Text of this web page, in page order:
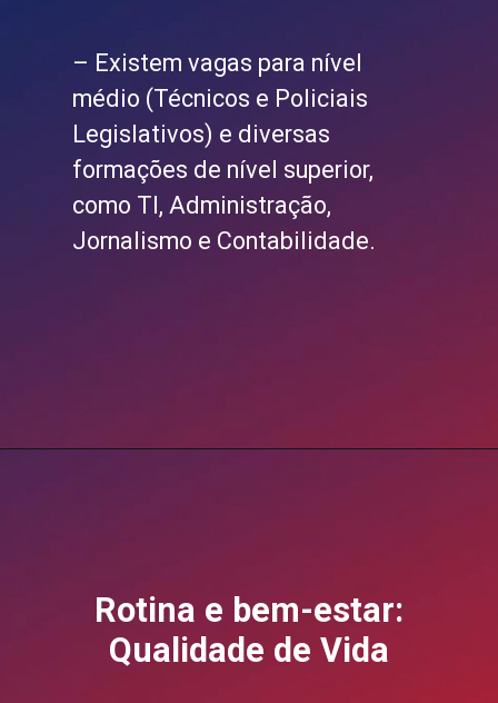
– Existem vagas para nível
médio (Técnicos e Policiais
Legislativos) e diversas
formações de nível superior,
como TI, Administração,
Jornalismo e Contabilidade.
Rotina e bem-estar:
Qualidade de Vida